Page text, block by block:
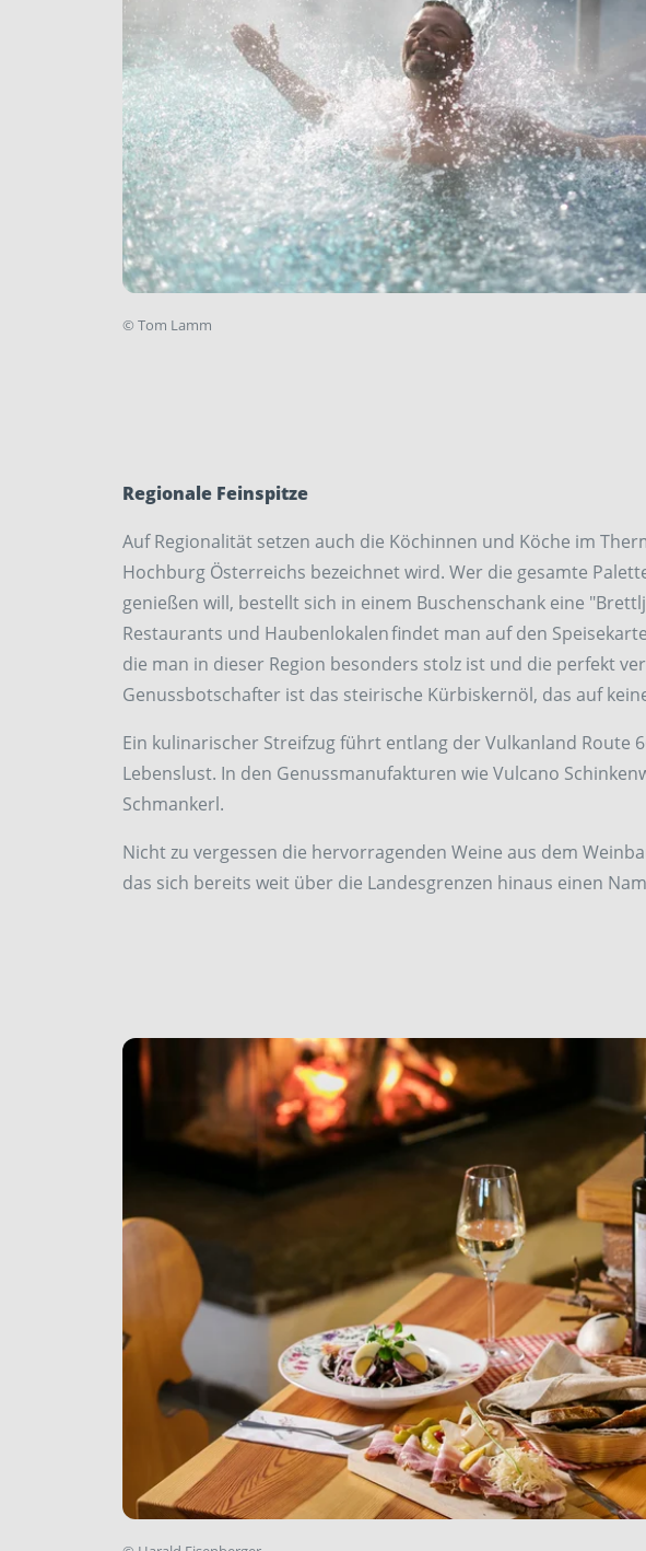
© Tom Lamm
Regionale Feinspitze
Auf Regionalität setzen auch die Köchinnen und Köche im
Hochburg Österreichs bezeichnet wird. Wer die gesamte
genießen will, bestellt sich in einem Buschenschank eine
Restaurants und Haubenlokalen findet man auf den
die man in dieser Region besonders stolz ist und die perfekt
Genussbotschafter ist das steirische Kürbiskernöl, das auf
Ein kulinarischer Streifzug führt entlang der Vulkanland Route
Lebenslust. In den Genussmanufakturen wie Vulcano
Schmankerl.
Nicht zu vergessen die hervorragenden Weine aus dem
das sich bereits weit über die Landesgrenzen hinaus einen